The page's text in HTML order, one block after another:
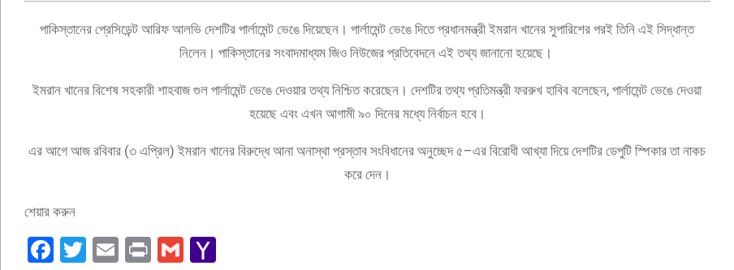
পাকিস্তানের প্রেসিডেন্ট আরিফ আলভি দেশটির পার্লামেন্ট ভেঙে দিয়েছেন। পার্লামেন্ট ভেঙে দিতে প্রধানমন্ত্রী ইমরান খানের সুপারিশের পরই তিনি এই সিদ্ধান্ত
নিলেন। পাকিস্তানের সংবাদমাধ্যম জিও নিউজের প্রতিবেদনে এই তথ্য জানানো হয়েছে।
ইমরান খানের বিশেষ সহকারী শাহবাজ গুল পার্লামেন্ট ভেঙে দেওয়ার তথ্য নিশ্চিত করেছেন। দেশটির তথ্য প্রতিমন্ত্রী ফররুখ হাবিব বলেছেন, পার্লামেন্ট ভেঙে দেওয়া
হয়েছে এবং এখন আগামী ৯০ দিনের মধ্যে নির্বাচন হবে।
এর আগে আজ রবিবার (৩ এপ্রিল) ইমরান খানের বিরুদ্ধে আনা অনাস্থা প্রস্তাব সংবিধানের অনুচ্ছেদ ৫–এর বিরোধী আখ্যা দিয়ে দেশটির ডেপুটি স্পিকার তা নাকচ
করে দেন।
শেয়ার করুন
Facebook
Twitter
EmailPrintGmail